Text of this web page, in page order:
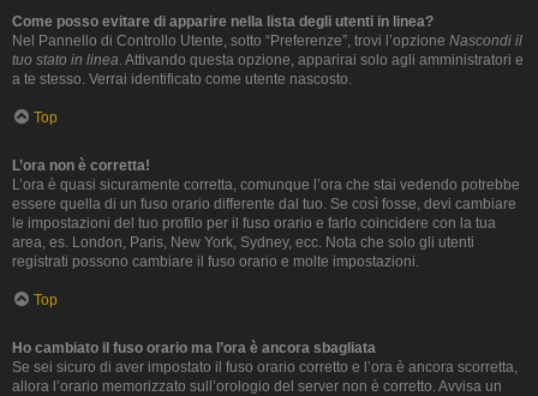
Come posso evitare di apparire nella lista degli utenti in linea?
Nel Pannello di Controllo Utente, sotto “Preferenze”, trovi l’opzione Nascondi il
tuo stato in linea. Attivando questa opzione, apparirai solo agli amministratori e
a te stesso. Verrai identificato come utente nascosto.
Top
L’ora non è corretta!
L’ora è quasi sicuramente corretta, comunque l’ora che stai vedendo potrebbe
essere quella di un fuso orario differente dal tuo. Se così fosse, devi cambiare
le impostazioni del tuo profilo per il fuso orario e farlo coincidere con la tua
area, es. London, Paris, New York, Sydney, ecc. Nota che solo gli utenti
registrati possono cambiare il fuso orario e molte impostazioni.
Top
Ho cambiato il fuso orario ma l’ora è ancora sbagliata
Se sei sicuro di aver impostato il fuso orario corretto e l’ora è ancora scorretta,
allora l’orario memorizzato sull’orologio del server non è corretto. Avvisa un